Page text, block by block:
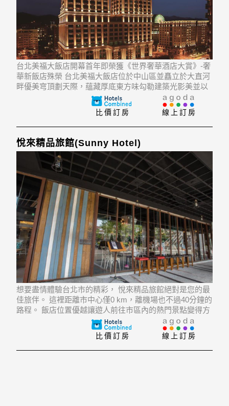
台北美福大飯店開幕首年即榮獲《世界奢華酒店大賞》-奢
華新飯店殊榮 台北美福大飯店位於中山區並矗立於大直河
畔優美穹頂劃天際，蘊藏厚底東方味勾勒建築光影美並以
優雅軒昂之姿俯瞰大台北地區。 挑高3.4米寬敞的頂級豪
華客房皆具備大面落地窗及走入式更衣間並提供免費無線
網路及一對一的坐式接待櫃檯，提供以客為尊的
線上訂房
比價訂房
悅來精品旅館(Sunny Hotel)
想要盡情體驗台北市的精彩， 悅來精品旅館絕對是您的最
佳旅伴。 這裡距離市中心僅0 km，離機場也不過40分鐘的
路程。 飯店位置優越讓遊人前往市區內的熱門景點變得方
線上訂房
比價訂房